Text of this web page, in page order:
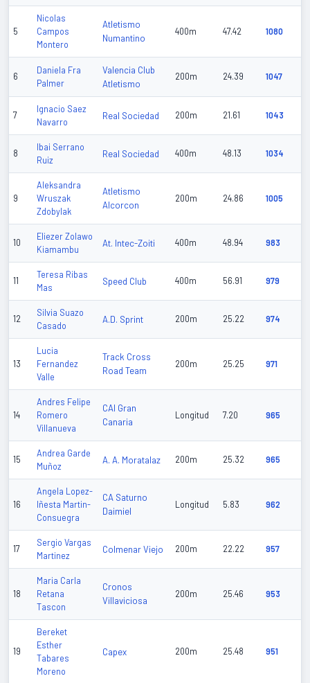
5
Nicolas
Campos
Montero
Atletismo
Numantino
400m 47.42 1080
6
Daniela Fra
Palmer
Valencia Club
Atletismo
200m 24.39 1047
7
Ignacio Saez
Navarro
Real Sociedad 200m 21.61 1043
8
Ibai Serrano
Ruiz
Real Sociedad 400m 48.13 1034
9
Aleksandra
Wruszak
Zdobylak
Atletismo
Alcorcon
200m 24.86 1005
10
Eliezer Zolawo
Kiamambu
At. Intec-Zoiti 400m 48.94 983
11
Teresa Ribas
Mas
Speed Club 400m 56.91 979
12
Silvia Suazo
Casado
A.D. Sprint 200m 25.22 974
13
Lucia
Fernandez
Valle
Track Cross
Road Team
200m 25.25 971
14
Andres Felipe
Romero
Villanueva
CAI Gran
Canaria
Longitud 7.20 965
15
Andrea Garde
Muñoz
A. A. Moratalaz 200m 25.32 965
16
Angela Lopez-
Iñesta Martin-
Consuegra
CA Saturno
Daimiel
Longitud 5.83 962
17
Sergio Vargas
Martinez
Colmenar Viejo 200m 22.22 957
18
Maria Carla
Retana
Tascon
Cronos
Villaviciosa
200m 25.46 953
19
Bereket
Esther
Tabares
Moreno
Capex 200m 25.48 951